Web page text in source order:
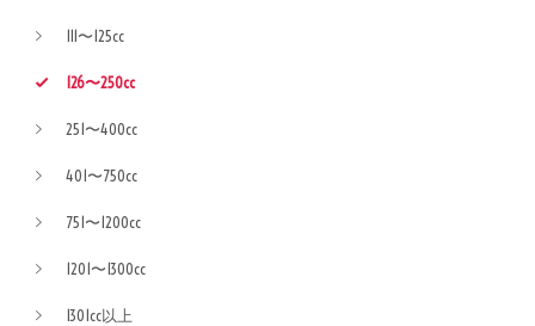
111〜125cc
126〜250cc
251〜400cc
401〜750cc
751〜1200cc
1201〜1300cc
1301cc以上